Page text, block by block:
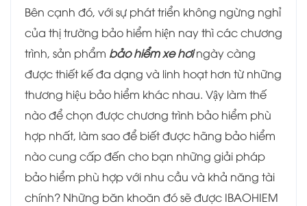
Bên cạnh đó, với sự phát triển không ngừng nghỉ
của thị trường bảo hiểm hiện nay thì các chương
trình, sản phẩm bảo hiểm xe hơingày càng
được thiết kế đa dạng và linh hoạt hơn từ những
thương hiệu bảo hiểm khác nhau. Vậy làm thế
nào để chọn được chương trình bảo hiểm phù
hợp nhất, làm sao để biết được hãng bảo hiểm
nào cung cấp đến cho bạn những giải pháp
bảo hiểm phù hợp với nhu cầu và khả năng tài
chính? Những băn khoăn đó sẽ được IBAOHIEM